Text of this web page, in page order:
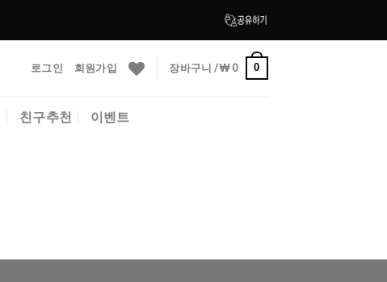
로그인 회원가입 장바구니 /₩0 0
친구추천 이벤트